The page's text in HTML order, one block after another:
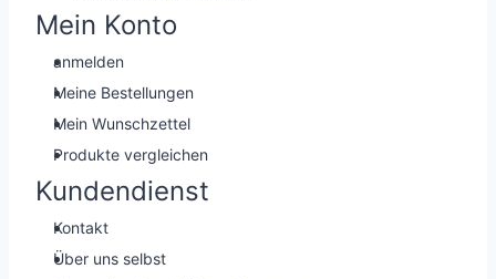
Mein Konto
anmelden
Meine Bestellungen
Mein Wunschzettel
Produkte vergleichen
Kundendienst
Kontakt
Über uns selbst